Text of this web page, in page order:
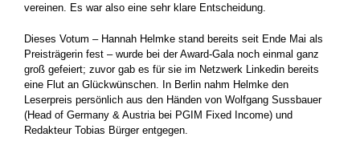
vereinen. Es war also eine sehr klare Entscheidung.
Dieses Votum – Hannah Helmke stand bereits seit Ende Mai als
Preisträgerin fest – wurde bei der Award-Gala noch einmal ganz
groß gefeiert; zuvor gab es für sie im Netzwerk Linkedin bereits
eine Flut an Glückwünschen. In Berlin nahm Helmke den
Leserpreis persönlich aus den Händen von Wolfgang Sussbauer
(Head of Germany & Austria bei PGIM Fixed Income) und
Redakteur Tobias Bürger entgegen.